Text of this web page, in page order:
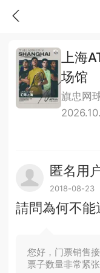
上海
场馆
旗忠网
匿名用
2018-08-23
請問為何不能
您好，门票销售
票子数量非常紧